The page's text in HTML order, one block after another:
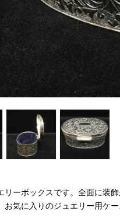
リーボックスです。全面に装
お気に入りのジュエリー用ケ